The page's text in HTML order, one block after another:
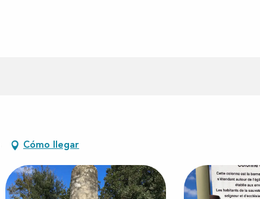
Cómo llegar